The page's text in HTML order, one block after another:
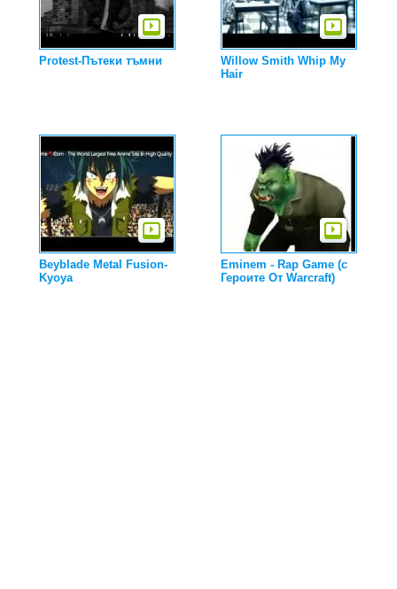
Protest-Пътеки тъмни
Willow Smith Whip My
Hair
Beyblade Metal Fusion-
Kyoya
Eminem - Rap Game (c
Героите От Warcraft)